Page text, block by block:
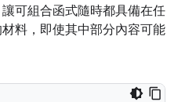
可組合函式隨時都具備在任
料，即使其中部分內容可能